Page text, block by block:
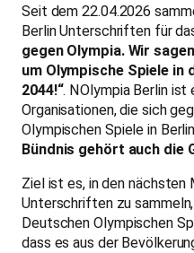
Seit dem 22.04.2026
Berlin Unterschriften für
gegen Olympia. Wir
um Olympische Spiele in
2044!“. NOlympia Berlin ist
Organisationen, die sich
Olympischen Spiele in
Bündnis gehört auch die
Ziel ist es, in den nächsten
Unterschriften zu
Deutschen Olympischen
dass es aus der